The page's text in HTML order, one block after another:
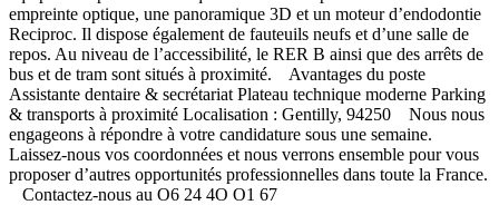
empreinte optique, une panoramique 3D et un moteur d’endodontie
Reciproc. Il dispose également de fauteuils neufs et d’une salle de
repos. Au niveau de l’accessibilité, le RER B ainsi que des arrêts de
bus et de tram sont situés à proximité. Avantages du poste
Assistante dentaire & secrétariat Plateau technique moderne Parking
& transports à proximité Localisation : Gentilly, 94250 Nous nous
engageons à répondre à votre candidature sous une semaine.
Laissez-nous vos coordonnées et nous verrons ensemble pour vous
proposer d’autres opportunités professionnelles dans toute la France.
Contactez-nous au O6 24 4O O1 67